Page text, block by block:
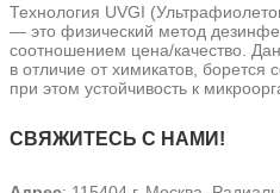
Технология UVGI
— это физический метод
соотношением цена/качество.
в отличие от химикатов, борется
при этом устойчивость к
СВЯЖИТЕСЬ С НАМИ!